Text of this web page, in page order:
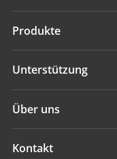
Vermessung und
Hydrographie
GNSS-
Produkte
Vermessung und
Hydrographie
Unterstützung
Über uns
Übersicht
Kontakt